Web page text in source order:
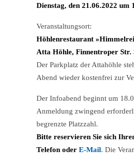
Dienstag, den 21.06.2022 um
Veranstaltungsort:
Höhlenrestaurant
Atta Höhle, Finnentroper Str.
Der Parkplatz der Attahöhle
Abend wieder kostenfrei zur
Der Infoabend beginnt um
Anmeldung zwingend
begrenzte Platzzahl.
Bitte reservieren Sie sich
Telefon oder E-Mail. Die